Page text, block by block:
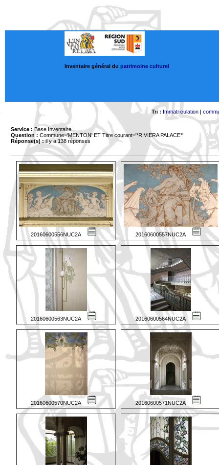
Inventaire général du patrimoine culturel
Tri : Immatriculation|
Service : Base Inventaire
Question : Commune='MENTON' ET Titre courant='*RIVIERA PALACE*'
Réponse(s) :il y a 138 réponses
20160600556NUC2A 20160600557NUC2A
20160600563NUC2A 20160600564NUC2A
20160600570NUC2A 20160600571NUC2A